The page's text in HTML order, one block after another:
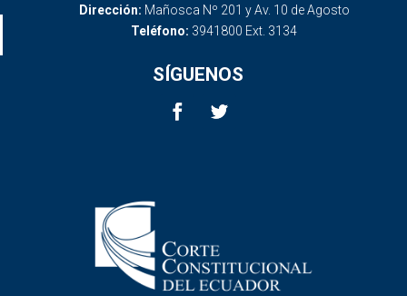
Dirección: Mañosca Nº 201 y Av. 10 de Agosto
Teléfono: 3941800 Ext. 3134
SÍGUENOS